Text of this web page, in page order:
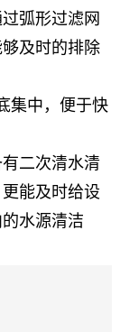
弧形过滤网
及时的排除
集中，便于快
二次清水清
能及时给设
水源清洁